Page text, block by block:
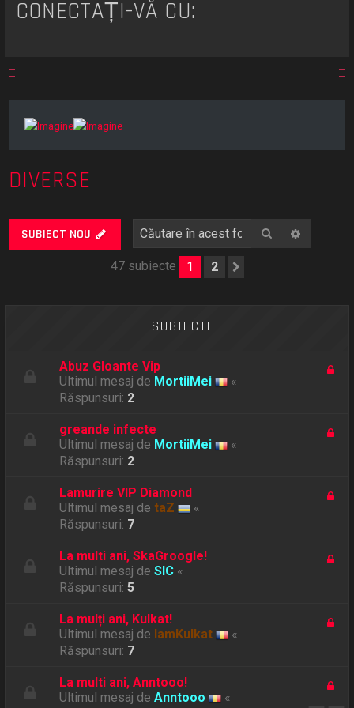
CONECTAȚI-VĂ CU:
DIVERSE
SUBIECT NOU Căutare
47 subiecte 1 2
SUBIECTE
Abuz Gloante Vip
Ultimul mesaj de MortiiMei
«
Răspunsuri: 2
greande infecte
Ultimul mesaj de MortiiMei
«
Răspunsuri: 2
Lamurire VIP Diamond
Ultimul mesaj de taZ
«
Răspunsuri: 7
La multi ani, SkaGroogle!
Ultimul mesaj deSIC «
Răspunsuri:5
La mulți ani, Kulkat!
Ultimul mesaj de IamKulkat
«
Răspunsuri: 7
La multi ani, Anntooo!
Ultimul mesaj deAnntooo
«